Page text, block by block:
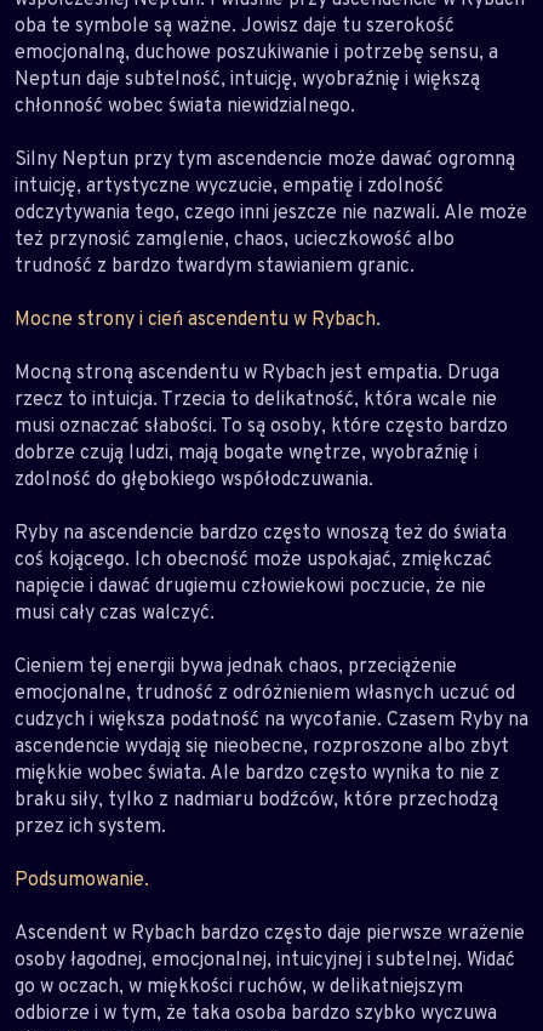
oba te symbole są ważne. Jowisz daje tu szerokość
emocjonalną, duchowe poszukiwanie i potrzebę sensu, a
Neptun daje subtelność, intuicję, wyobraźnię i większą
chłonność wobec świata niewidzialnego.
Silny Neptun przy tym ascendencie może dawać ogromną
intuicję, artystyczne wyczucie, empatię i zdolność
odczytywania tego, czego inni jeszcze nie nazwali. Ale może
też przynosić zamglenie, chaos, ucieczkowość albo
trudność z bardzo twardym stawianiem granic.
Mocne strony i cień ascendentu w Rybach.
Mocną stroną ascendentu w Rybach jest empatia. Druga
rzecz to intuicja. Trzecia to delikatność, która wcale nie
musi oznaczać słabości. To są osoby, które często bardzo
dobrze czują ludzi, mają bogate wnętrze, wyobraźnię i
zdolność do głębokiego współodczuwania.
Ryby na ascendencie bardzo często wnoszą też do świata
coś kojącego. Ich obecność może uspokajać, zmiękczać
napięcie i dawać drugiemu człowiekowi poczucie, że nie
musi cały czas walczyć.
Cieniem tej energii bywa jednak chaos, przeciążenie
emocjonalne, trudność z odróżnieniem własnych uczuć od
cudzych i większa podatność na wycofanie. Czasem Ryby na
ascendencie wydają się nieobecne, rozproszone albo zbyt
miękkie wobec świata. Ale bardzo często wynika to nie z
braku siły, tylko z nadmiaru bodźców, które przechodzą
przez ich system.
Podsumowanie.
Ascendent w Rybach bardzo często daje pierwsze wrażenie
osoby łagodnej, emocjonalnej, intuicyjnej i subtelnej. Widać
go w oczach, w miękkości ruchów, w delikatniejszym
odbiorze i w tym, że taka osoba bardzo szybko wyczuwa